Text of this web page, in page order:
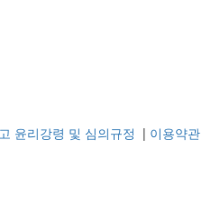
윤리강령 및 심의규정 | 이용약관